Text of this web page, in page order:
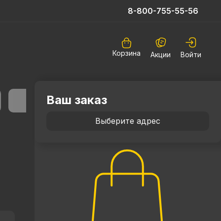
8-800-755-55-56
Корзина Акции Войти
Ваш заказ
Выберите адрес